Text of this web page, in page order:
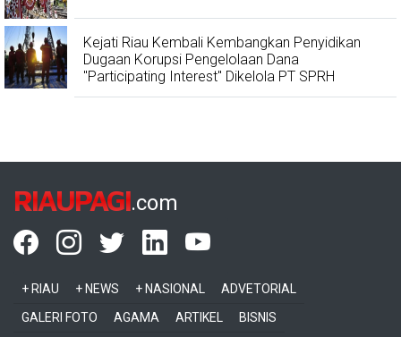
Kejati Riau Kembali Kembangkan Penyidikan
Dugaan Korupsi Pengelolaan Dana
"Participating Interest" Dikelola PT SPRH
RIAUPAGI.com
+ RIAU + NEWS + NASIONAL
ADVETORIAL
GALERI FOTO
AGAMA ARTIKEL
BISNIS